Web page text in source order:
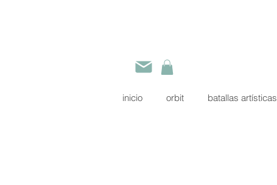
inicio orbit batallas artísticas